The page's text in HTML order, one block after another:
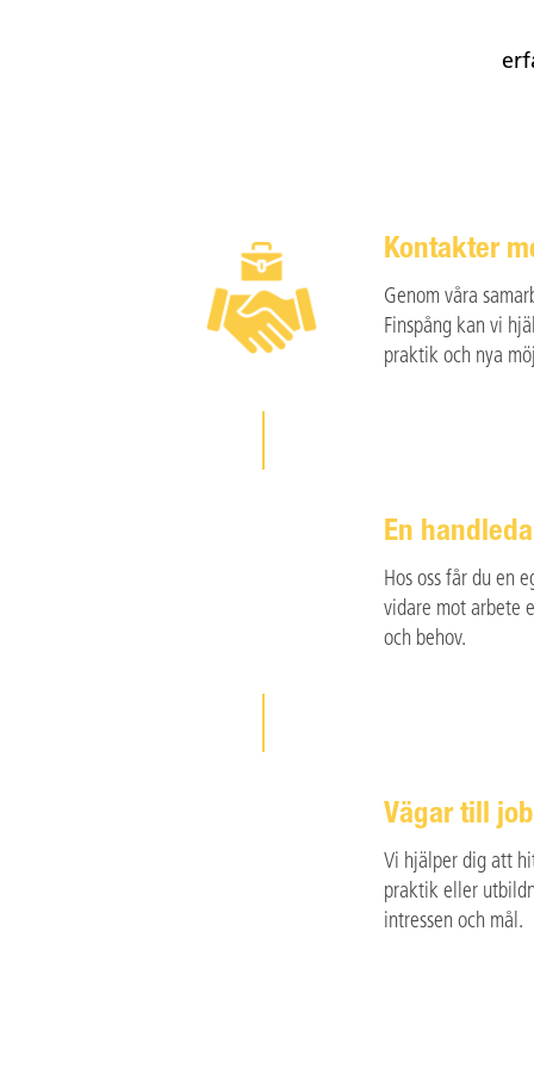
Kontakter
Genom våra
Finspång kan vi
praktik och nya
En
Hos oss får du en
vidare mot arbete
och behov.
Vägar till
Vi hjälper dig att
praktik eller
intressen och mål.